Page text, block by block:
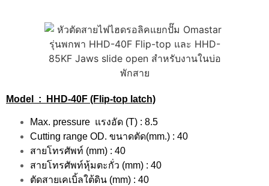
Model : HHD-40F (Flip-top latch)
Max. pressure แรงอัด (T) : 8.5
Cutting range OD. ขนาดตัด(mm.) : 40
สายโทรศัพท์ (mm) : 40
สายโทรศัพท์หุ้มตะกั่ว (mm) : 40
ตัดสายเคเบิ้ลใต้ดิน (mm) : 40